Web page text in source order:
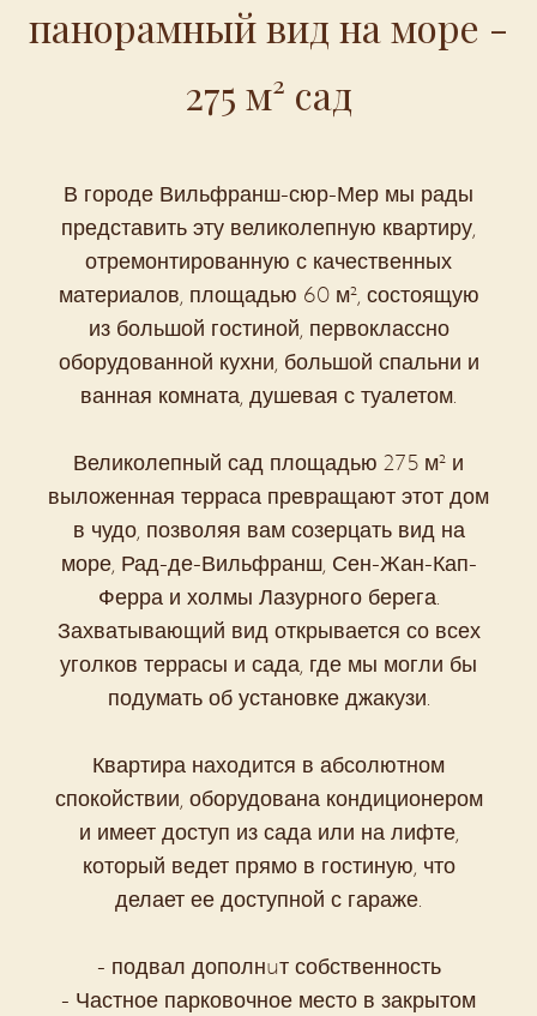
панорамный вид на море -
275 м² сад
В городе Вильфранш-сюр-Мер мы рады
представить эту великолепную квартиру,
отремонтированную с качественных
материалов, площадью 60 м², состоящую
из большой гостиной, первоклассно
оборудованной кухни, большой спальни и
ванная комната, душевая с туалетом.
Великолепный сад площадью 275 м² и
выложенная терраса превращают этот дом
в чудо, позволяя вам созерцать вид на
море, Рад-де-Вильфранш, Сен-Жан-Кап-
Ферра и холмы Лазурного берега.
Захватывающий вид открывается со всех
уголков террасы и сада, где мы могли бы
подумать об установке джакузи.
Квартира находится в абсолютном
спокойствии, оборудована кондиционером
и имеет доступ из сада или на лифте,
который ведет прямо в гостиную, что
делает ее доступной с гараже.
- подвал дополнuт собственность
- Частное парковочное место в закрытом